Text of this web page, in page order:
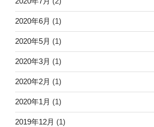
2020年6月 (1)
2020年5月 (1)
2020年3月 (1)
2020年2月 (1)
2020年1月 (1)
2019年12月 (1)